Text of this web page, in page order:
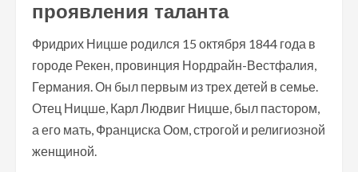
проявления таланта
Фридрих Ницше родился 15 октября 1844 года в
городе Рекен, провинция Нордрайн-Вестфалия,
Германия. Он был первым из трех детей в семье.
Отец Ницше, Карл Людвиг Ницше, был пастором,
а его мать, Франциска Оом, строгой и религиозной
женщиной.